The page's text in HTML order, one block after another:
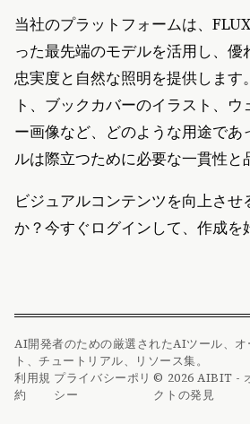
当社のプラットフォームは、
った最先端のモデルを活用し、
忠実度と自然な照明を提供します
ト、ブックカバーのイラスト、ウ
ー画像など、どのような用途であ
ルは際立つために必要な一貫性と
ビジュアルコンテンツを向上させ
か？今すぐログインして、作成を
AI開発者のための厳選されたAIツール、オ
ト、チュートリアル、リソース集。
利用規
約
プライバシーポリ
シー
© 2026 AIBIT -
クトの発見